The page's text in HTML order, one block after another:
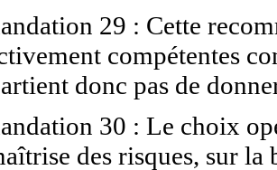
29 : Cette
compétentes
donc pas de
30 : Le choix
des risques, sur la